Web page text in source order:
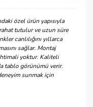
özel ürün yapısıyla
tutulur ve uzun süre
canlılığını yıllarca
sağlar. Montaj
ihtimali yoktur. Kaliteli
tablo görünümü verir.
sunmak için